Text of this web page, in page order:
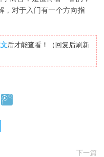
，对于入门有一个方向指
后才能查看！（回复后刷新
下一篇